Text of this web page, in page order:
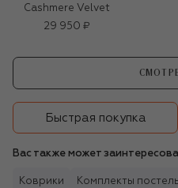
Cashmere Velvet
29 950 ₽
Быстрая покупка
Вас также может
Коврики Комплекты